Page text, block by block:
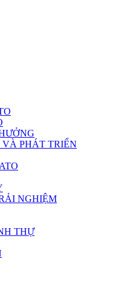
PHÁT TRIỂN
NGHIỆM
THỰ